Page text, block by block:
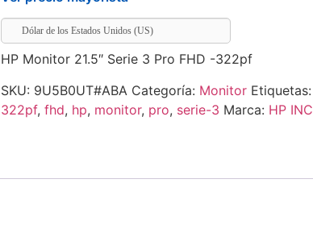
Dólar de los Estados Unidos (US)
HP Monitor 21.5″ Serie 3 Pro FHD -322pf
SKU: 9U5B0UT#ABA Categoría: Monitor Etiquetas:
322pf, fhd, hp, monitor, pro, serie-3 Marca: HP INC